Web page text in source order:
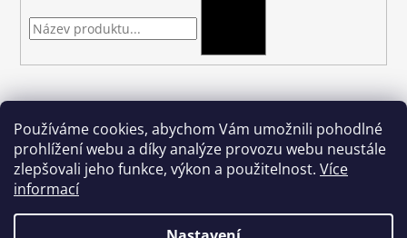
Používáme cookies, abychom Vám umožnili pohodlné
prohlížení webu a díky analýze provozu webu neustále
zlepšovali jeho funkce, výkon a použitelnost. Více
informací
podkova-shop@seznam.cz
+420 704 397 000